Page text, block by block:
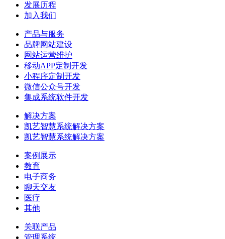
发展历程
加入我们
产品与服务
品牌网站建设
网站运营维护
移动APP定制开发
小程序定制开发
微信公众号开发
集成系统软件开发
解决方案
凯艺智慧系统解决方案
凯艺智慧系统解决方案
案例展示
教育
电子商务
聊天交友
医疗
其他
关联产品